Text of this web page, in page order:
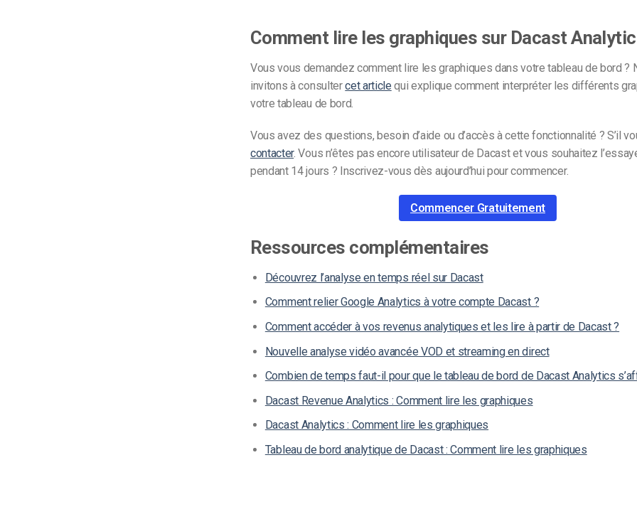
Comment lire les graphiques sur Dacast
Vous vous demandez comment lire les graphiques dans votre tableau de bord ?
invitons à consultercet article qui explique comment interpréter les différents
votre tableau de bord.
Vous avez des questions, besoin d’aide ou d’accès à cette fonctionnalité ? S’il
contacter. Vous n’êtes pas encore utilisateur de Dacast et vous souhaitez
pendant 14 jours ? Inscrivez-vous dès aujourd’hui pour commencer.
Commencer Gratuitement
Ressources complémentaires
Découvrez l’analyse en temps réel sur Dacast
Comment relier Google Analytics à votre compte Dacast ?
Comment accéder à vos revenus analytiques et les lire à partir de Dacast ?
Nouvelle analyse vidéo avancée VOD et streaming en direct
Combien de temps faut-il pour que le tableau de bord de Dacast Analytics
Dacast Revenue Analytics : Comment lire les graphiques
Dacast Analytics : Comment lire les graphiques
Tableau de bord analytique de Dacast : Comment lire les graphiques